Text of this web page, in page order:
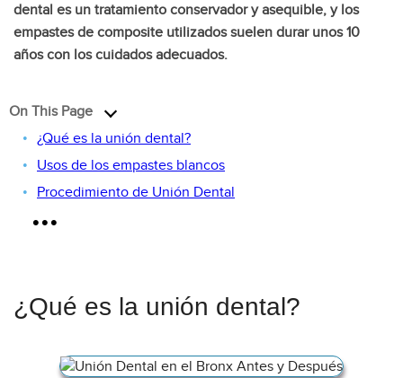
dental es un tratamiento conservador y asequible, y los
empastes de composite utilizados suelen durar unos 10
años con los cuidados adecuados.
On This Page
¿Qué es la unión dental?
Usos de los empastes blancos
Procedimiento de Unión Dental
¿Qué es la unión dental?